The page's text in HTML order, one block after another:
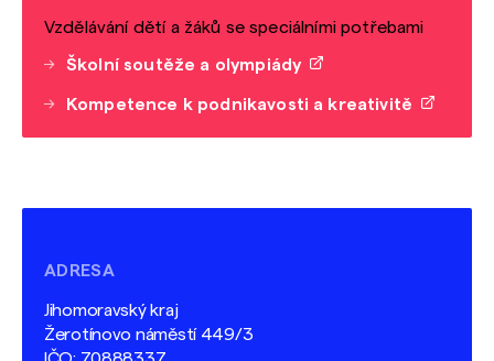
Vzdělávání dětí a žáků se speciálními potřebami
Školní soutěže a olympiády
Kompetence k podnikavosti a kreativitě
ADRESA
Jihomoravský kraj
Žerotínovo náměstí 449/3